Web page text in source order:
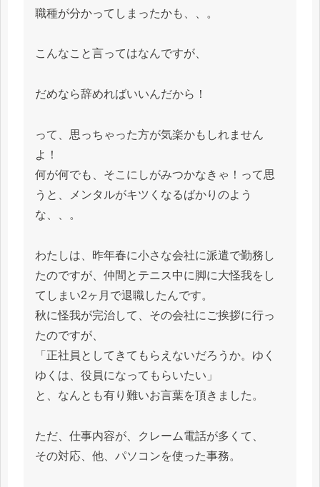
職種が分かってしまったかも、、。
こんなこと言ってはなんですが、
だめなら辞めればいいんだから！
って、思っちゃった方が気楽かもしれません
よ！
何が何でも、そこにしがみつかなきゃ！って思
うと、メンタルがキツくなるばかりのよう
な、、。
わたしは、昨年春に小さな会社に派遣で勤務し
たのですが、仲間とテニス中に脚に大怪我をし
てしまい2ヶ月で退職したんです。
秋に怪我が完治して、その会社にご挨拶に行っ
たのですが、
「正社員としてきてもらえないだろうか。ゆく
ゆくは、役員になってもらいたい」
と、なんとも有り難いお言葉を頂きました。
ただ、仕事内容が、クレーム電話が多くて、
その対応、他、パソコンを使った事務。